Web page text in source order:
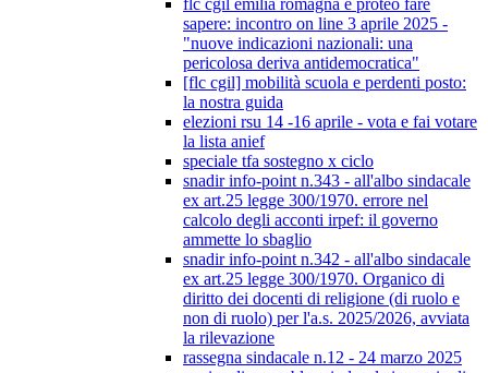
flc cgil emilia romagna e proteo fare
sapere: incontro on line 3 aprile 2025 -
"nuove indicazioni nazionali: una
pericolosa deriva antidemocratica"
[flc cgil] mobilità scuola e perdenti posto:
la nostra guida
elezioni rsu 14 -16 aprile - vota e fai votare
la lista anief
speciale tfa sostegno x ciclo
snadir info-point n.343 - all'albo sindacale
ex art.25 legge 300/1970. errore nel
calcolo degli acconti irpef: il governo
ammette lo sbaglio
snadir info-point n.342 - all'albo sindacale
ex art.25 legge 300/1970. Organico di
diritto dei docenti di religione (di ruolo e
non di ruolo) per l'a.s. 2025/2026, avviata
la rilevazione
rassegna sindacale n.12 - 24 marzo 2025